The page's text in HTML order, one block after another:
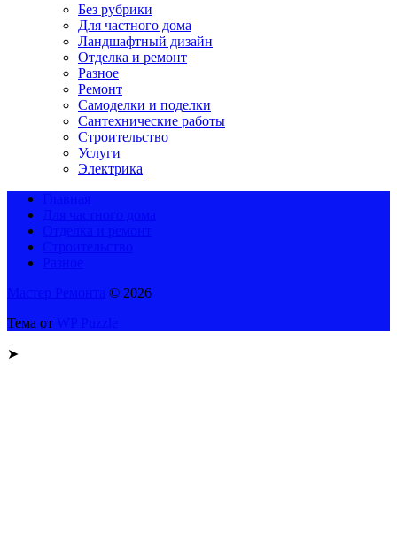
Без рубрики
Для частного дома
Ландшафтный дизайн
Отделка и ремонт
Разное
Ремонт
Самоделки и поделки
Сантехнические работы
Строительство
Услуги
Электрика
© 2026
Тема от
➤